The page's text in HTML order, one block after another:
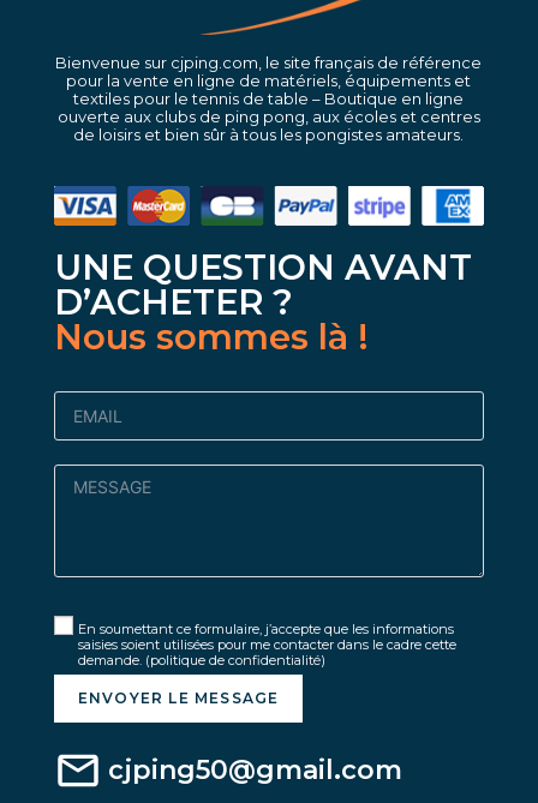
Bienvenue sur cjping.com, le site français de référence
pour la vente en ligne de matériels, équipements et
textiles pour le tennis de table – Boutique en ligne
ouverte aux clubs de ping pong, aux écoles et centres
de loisirs et bien sûr à tous les pongistes amateurs.
UNE QUESTION AVANT
D’ACHETER ?
Nous sommes là !
En soumettant ce formulaire, j’accepte que les informations
saisies soient utilisées pour me contacter dans le cadre cette
demande. (politique de confidentialité)
ENVOYER LE MESSAGE
cjping50@gmail.com